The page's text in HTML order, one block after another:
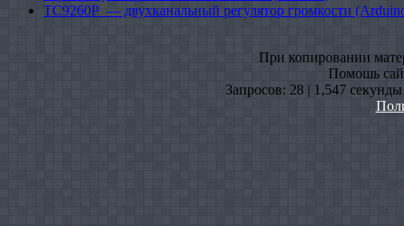
TC9260P — двухканальный регулятор громкости
При копировании
Помошь
Запросов: 28 | 1,547